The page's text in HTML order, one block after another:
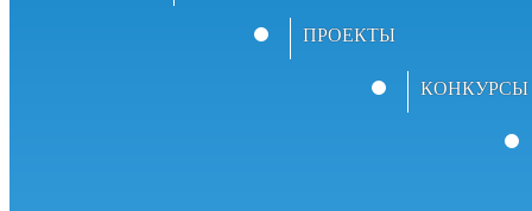
ПРОЕКТЫ
КОНКУРСЫ